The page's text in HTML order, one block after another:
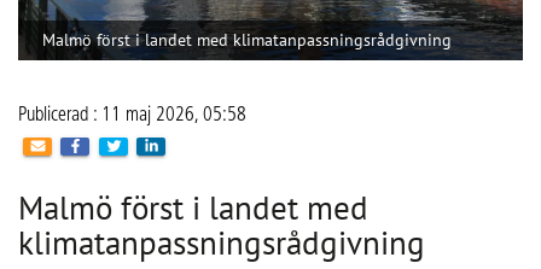
Malmö först i landet med klimatanpassningsrådgivning
Publicerad : 11 maj 2026, 05:58
Malmö först i landet med
klimatanpassningsrådgivning